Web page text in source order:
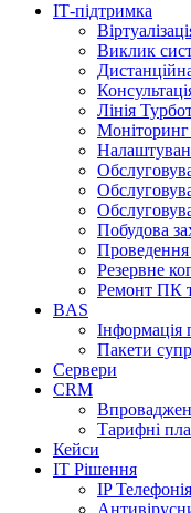
ІТ-підтримка
Виклик
Лінія
Моніторинг
Побудова
Проведення
Резервне
Ремонт ПК
BAS
Пакети
Сервери
CRM
Тарифні
Кейси
ІТ Рішення
IP Телефонія